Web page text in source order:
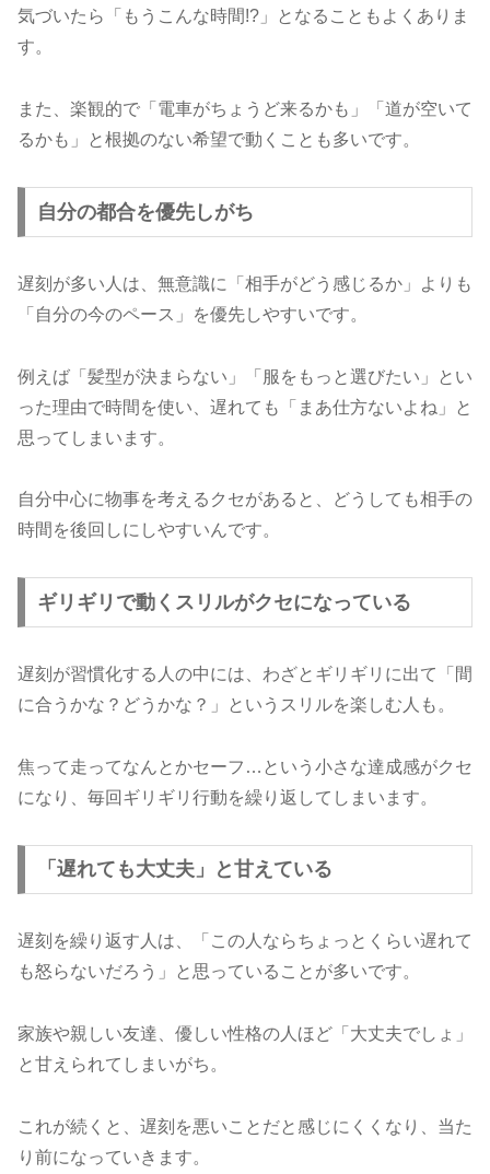
気づいたら「もうこんな時間!?」となることもよくありま
す。
また、楽観的で「電車がちょうど来るかも」「道が空いて
るかも」と根拠のない希望で動くことも多いです。
自分の都合を優先しがち
遅刻が多い人は、無意識に「相手がどう感じるか」よりも
「自分の今のペース」を優先しやすいです。
例えば「髪型が決まらない」「服をもっと選びたい」とい
った理由で時間を使い、遅れても「まあ仕方ないよね」と
思ってしまいます。
自分中心に物事を考えるクセがあると、どうしても相手の
時間を後回しにしやすいんです。
ギリギリで動くスリルがクセになっている
遅刻が習慣化する人の中には、わざとギリギリに出て「間
に合うかな？どうかな？」というスリルを楽しむ人も。
焦って走ってなんとかセーフ…という小さな達成感がクセ
になり、毎回ギリギリ行動を繰り返してしまいます。
「遅れても大丈夫」と甘えている
遅刻を繰り返す人は、「この人ならちょっとくらい遅れて
も怒らないだろう」と思っていることが多いです。
家族や親しい友達、優しい性格の人ほど「大丈夫でしょ」
と甘えられてしまいがち。
これが続くと、遅刻を悪いことだと感じにくくなり、当た
り前になっていきます。